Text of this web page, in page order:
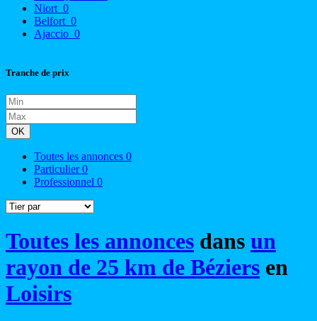
Niort 0
Belfort 0
Ajaccio 0
Tranche de prix
OK
Toutes les annonces 0
Particulier0
Professionnel 0
Toutes les annonces dans un
rayon de 25 km de Béziers en
Loisirs